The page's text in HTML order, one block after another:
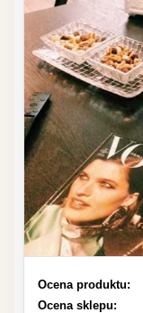
Ocena produktu:
Ocena sklepu: